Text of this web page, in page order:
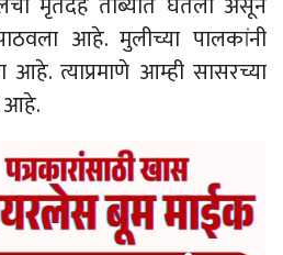
आहे. मुलीच्या पालकांनी
त्याप्रमाणे आम्ही सासरच्या
आहे.